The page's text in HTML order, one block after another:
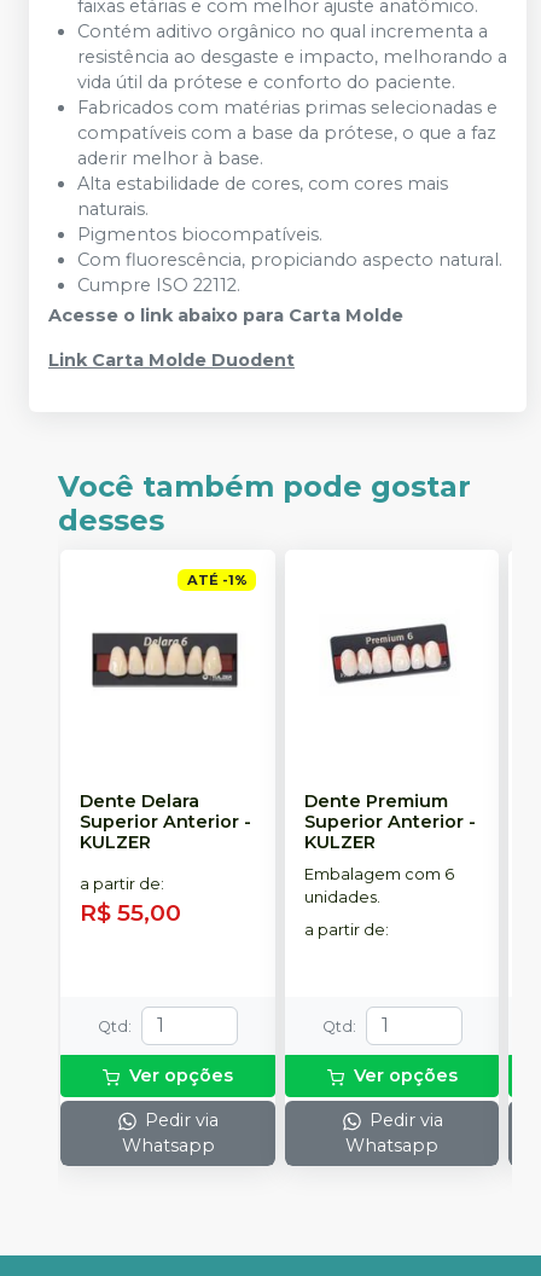
faixas etárias e com melhor ajuste anatômico.
Contém aditivo orgânico no qual incrementa a
resistência ao desgaste e impacto, melhorando a
vida útil da prótese e conforto do paciente.
Fabricados com matérias primas selecionadas e
compatíveis com a base da prótese, o que a faz
aderir melhor à base.
Alta estabilidade de cores, com cores mais
naturais.
Pigmentos biocompatíveis.
Com fluorescência, propiciando aspecto natural.
Cumpre ISO 22112.
Acesse o link abaixo para Carta Molde
Link Carta Molde Duodent
Você também pode gostar
desses
ATÉ -1%
Dente Delara
Superior Anterior -
KULZER
a partir de:
R$ 55,00
Qtd :
Ver opções
Pedir via
Whatsapp
Dente Premium
Superior Anterior-
KULZER
Embalagem com 6
unidades.
a partir de:
Qtd :
Ver opções
Pedir via
Whatsapp